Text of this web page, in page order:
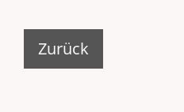
Zurück